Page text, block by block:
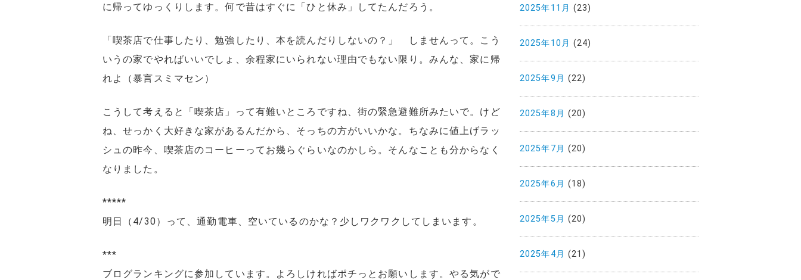
に帰ってゆっくりします。何で昔はすぐに「ひと休み」してたんだろう。
「喫茶店で仕事したり、勉強したり、本を読んだりしないの？」 しませんって。こう
いうの家でやればいいでしょ、余程家にいられない理由でもない限り。みんな、家に帰
れよ（暴言スミマセン）
こうして考えると「喫茶店」って有難いところですね、街の緊急避難所みたいで。けど
ね、せっかく大好きな家があるんだから、そっちの方がいいかな。ちなみに値上げラッ
シュの昨今、喫茶店のコーヒーってお幾らぐらいなのかしら。そんなことも分からなく
なりました。
*****
明日（4/30）って、通勤電車、空いているのかな？少しワクワクしてしまいます。
***
ブログランキングに参加しています。よろしければポチっとお願いします。やる気がで
2025年11月 (23)
2025年10月 (24)
2025年9月 (22)
2025年8月 (20)
2025年7月 (20)
2025年6月 (18)
2025年5月 (20)
2025年4月 (21)